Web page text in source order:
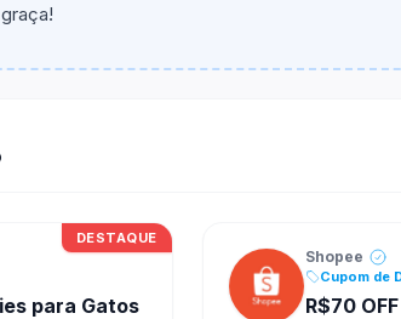
DESTAQUE
para Gatos
Shopee
Cupom de
R$70